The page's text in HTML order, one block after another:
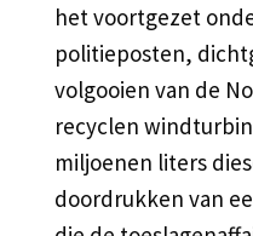
het voortgezet
politieposten,
volgooien van de
recyclen
miljoenen liters
doordrukken van